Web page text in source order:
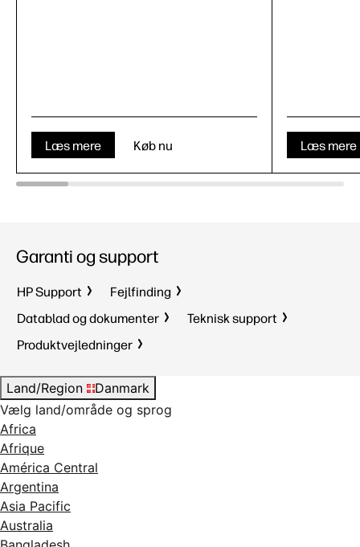
Læs mere Køb nu Læs mere
Garanti og support
HP Support
Fejlfinding
Datablad og dokumenter
Teknisk support
Produktvejledninger
Land/Region
Danmark
Vælg land/område og sprog
Africa
Afrique
América Central
Argentina
Asia Pacific
Australia